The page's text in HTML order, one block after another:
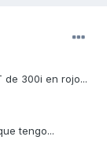
de 300i en rojo...
tengo...